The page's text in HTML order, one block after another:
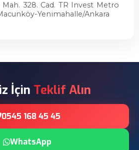
328. Cad. TR Invest Metro
Yenimahalle/Ankara
İçin Teklif Alın
0545 168 45 45
WhatsApp